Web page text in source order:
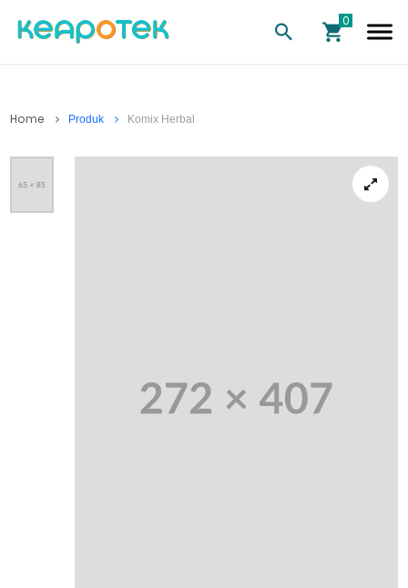
Home Produk Komix Herbal